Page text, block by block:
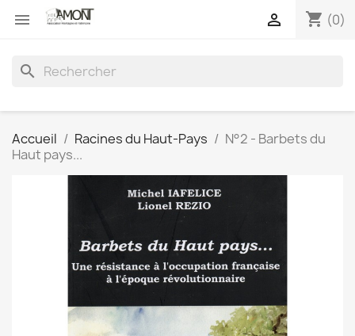
 shopping_cart (0)

search
Accueil Racines du Haut-Pays
N°2 - Barbets du
Haut pays...